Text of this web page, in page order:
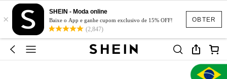
OBTER
×
SHEIN - Moda online
Baixe o App e ganhe cupom exclusivo de 15% OFF!
(2,847)